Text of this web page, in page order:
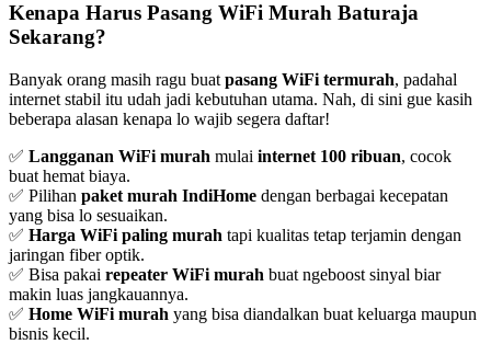
Kenapa Harus Pasang WiFi Murah Baturaja
Sekarang?
Banyak orang masih ragu buat pasang WiFi termurah, padahal
internet stabil itu udah jadi kebutuhan utama. Nah, di sini gue kasih
beberapa alasan kenapa lo wajib segera daftar!
✅ Langganan WiFi murah mulai internet 100 ribuan, cocok
buat hemat biaya.
✅ Pilihan paket murah IndiHome dengan berbagai kecepatan
yang bisa lo sesuaikan.
✅ Harga WiFi paling murah tapi kualitas tetap terjamin dengan
jaringan fiber optik.
✅ Bisa pakai repeater WiFi murah buat ngeboost sinyal biar
makin luas jangkauannya.
✅ Home WiFi murah yang bisa diandalkan buat keluarga maupun
bisnis kecil.